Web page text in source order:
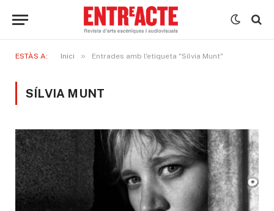
ESTÀS A: Inici » Entrades amb l'etiqueta "Sílvia Munt"
SÍLVIA MUNT